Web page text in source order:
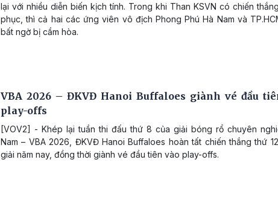
lại với nhiều diễn biến kịch tính. Trong khi Than KSVN có chiến
phục, thì cả hai các ứng viên vô địch Phong Phú Hà Nam và
bất ngờ bị cầm hòa.
VBA 2026 – ĐKVĐ Hanoi Buffaloes giành vé đầu
play-offs
[VOV2] - Khép lại tuần thi đấu thứ 8 của giải bóng rổ chuyên
Nam – VBA 2026, ĐKVĐ Hanoi Buffaloes hoàn tất chiến thắng thứ
giải năm nay, đồng thời giành vé đầu tiên vào play-offs.